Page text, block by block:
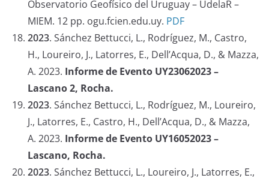
Observatorio Geofísico del Uruguay – UdelaR –
MIEM. 12 pp. ogu.fcien.edu.uy. PDF
2023. Sánchez Bettucci, L., Rodríguez, M., Castro,
H., Loureiro, J., Latorres, E., Dell’Acqua, D., & Mazza,
A. 2023. Informe de Evento UY23062023 –
Lascano 2, Rocha.
2023. Sánchez Bettucci, L., Rodríguez, M., Loureiro,
J., Latorres, E., Castro, H., Dell’Acqua, D., & Mazza,
A. 2023. Informe de Evento UY16052023 –
Lascano, Rocha.
2023. Sánchez Bettucci, L., Loureiro, J., Latorres, E.,